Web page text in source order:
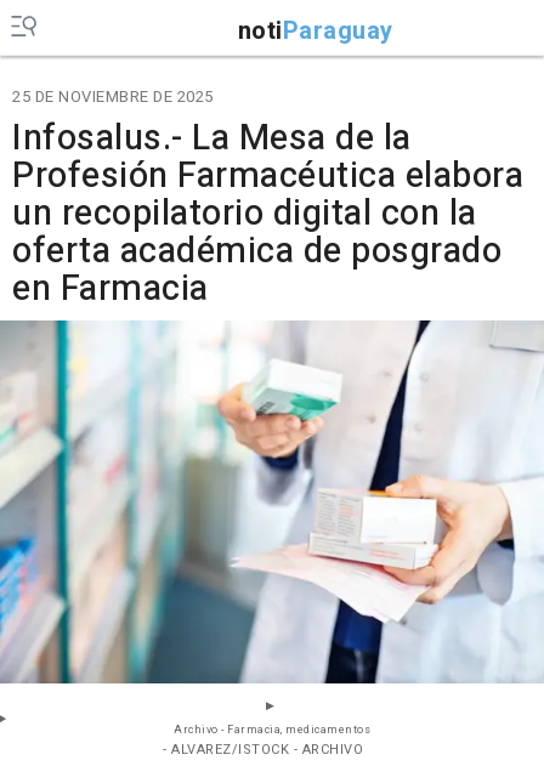
notiParaguay
25 DE NOVIEMBRE DE 2025
Infosalus.- La Mesa de la
Profesión Farmacéutica elabora
un recopilatorio digital con la
oferta académica de posgrado
en Farmacia
Archivo - Farmacia, medicamentos
- ALVAREZ/ISTOCK - ARCHIVO